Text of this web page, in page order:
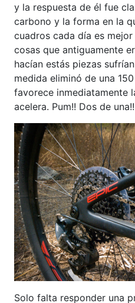
y la respuesta de él fue
carbono y la forma en la
cuadros cada día es
cosas que antiguamente
hacían estás piezas
medida eliminó de una
favorece inmediatamente
acelera. Pum!! Dos de
Solo falta responder una